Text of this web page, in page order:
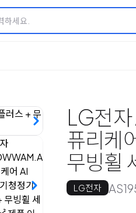
LG전
퓨리케
무빙휠
LG전자